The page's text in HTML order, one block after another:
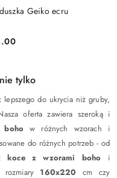
Geiko ecru
tylko
do ukrycia niż gruby,
oferta zawiera szeroką i
w różnych wzorach i
do różnych potrzeb - od
koce z wzorami boho i
rozmiary 160x220 cm czy